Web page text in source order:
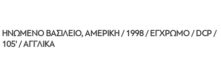
ΗΝΩΜΕΝΟ ΒΑΣΙΛΕΙΟ, ΑΜΕΡΙΚΗ / 1998 / ΕΓΧΡΩΜΟ / DCP /
105' / ΑΓΓΛΙΚΑ